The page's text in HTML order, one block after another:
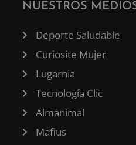
NUESTROS
Deporte Saludable
Curiosite Mujer
Lugarnia
Tecnología Clic
Almanimal
Mafius